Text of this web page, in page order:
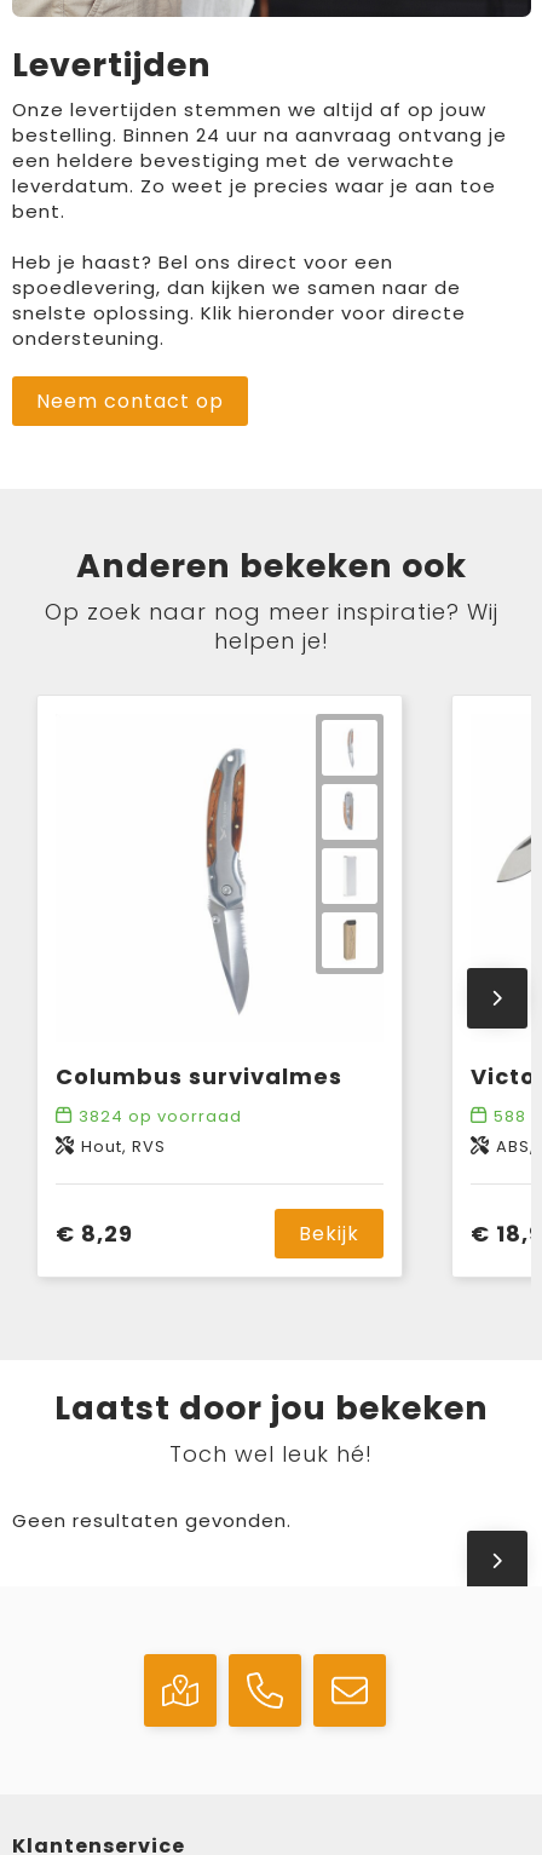
Levertijden
Onze levertijden stemmen we altijd af op jouw
bestelling. Binnen 24 uur na aanvraag ontvang je
een heldere bevestiging met de verwachte
leverdatum. Zo weet je precies waar je aan toe
bent.
Heb je haast? Bel ons direct voor een
spoedlevering, dan kijken we samen naar de
snelste oplossing. Klik hieronder voor directe
ondersteuning.
Neem contact op
Anderen bekeken ook
Op zoek naar nog meer inspiratie? Wij
helpen je!
Columbus survivalmes
3824 op voorraad
Hout, RVS
€ 8,29 Bekijk
588
ABS,
€
Laatst door jou bekeken
Toch wel leuk hé!
Geen resultaten gevonden.
Klantenservice